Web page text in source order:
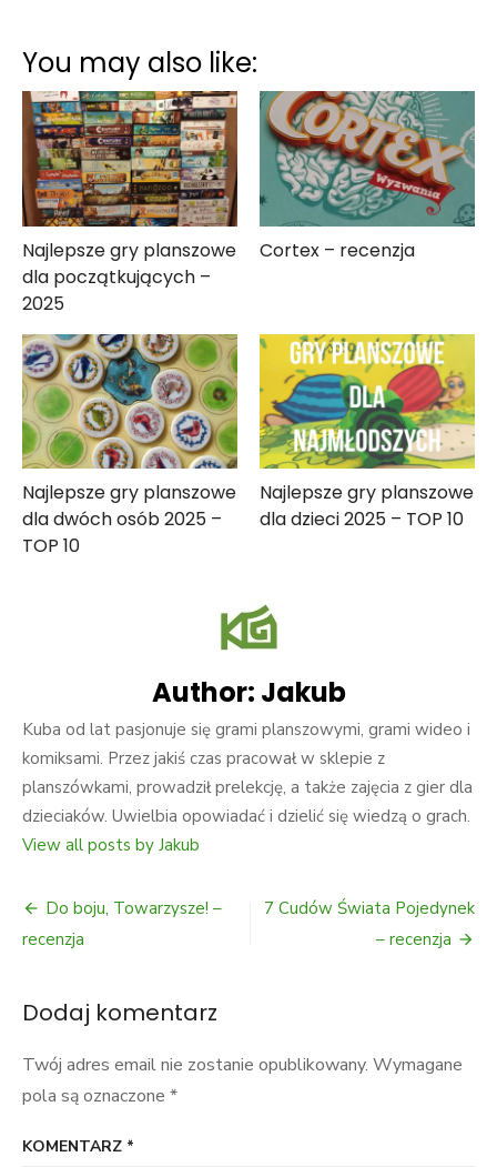
unboxing
You may also like:
Najlepsze gry planszowe
dla początkujących –
2025
Cortex – recenzja
Najlepsze gry planszowe
dla dwóch osób 2025 –
TOP 10
Najlepsze gry planszowe
dla dzieci 2025 – TOP 10
Author: Jakub
Kuba od lat pasjonuje się grami planszowymi, grami wideo i
komiksami. Przez jakiś czas pracował w sklepie z
planszówkami, prowadził prelekcję, a także zajęcia z gier dla
dzieciaków. Uwielbia opowiadać i dzielić się wiedzą o grach.
View all posts by Jakub
Nawigacja
wpisu
Do boju, Towarzysze! –
recenzja
7 Cudów Świata Pojedynek
– recenzja
Dodaj komentarz
Twój adres email nie zostanie opublikowany. Wymagane
pola są oznaczone *
KOMENTARZ *